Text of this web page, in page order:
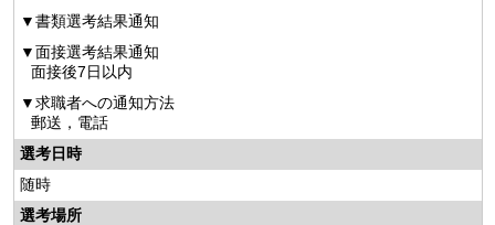
書類選考結果通知
面接選考結果通知
面接後7日以内
求職者への通知方法
郵送，電話
選考日時
随時
選考場所